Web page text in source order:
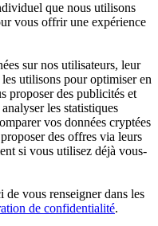
que nous utilisons
vous offrir une expérience
sur nos utilisateurs, leur
utilisons pour optimiser en
proposer des publicités et
les statistiques
vos données cryptées
des offres via leurs
si vous utilisez déjà vous-
vous renseigner dans les
de confidentialité.